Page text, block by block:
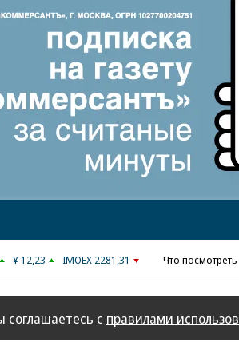
Реклама в
¥ 12,23 IMOEX 2281,31 Что
соглашаетесь с правилами